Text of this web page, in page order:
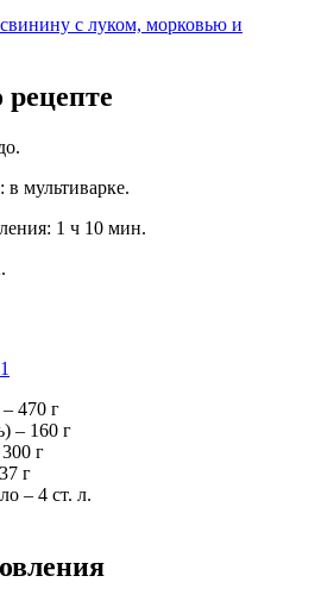
.
: в мультиварке.
: 1 ч 10 мин.
.
470 г
– 160 г
г
г
– 4 ст. л.